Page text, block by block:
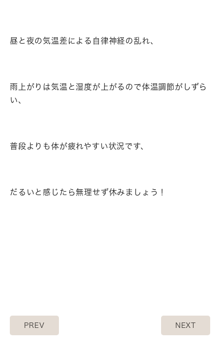
昼と夜の気温差による自律神経の乱れ、
雨上がりは気温と湿度が上がるので体温調節がしずら
い、
普段よりも体が疲れやすい状況です、
だるいと感じたら無理せず休みましょう！
PREV NEXT